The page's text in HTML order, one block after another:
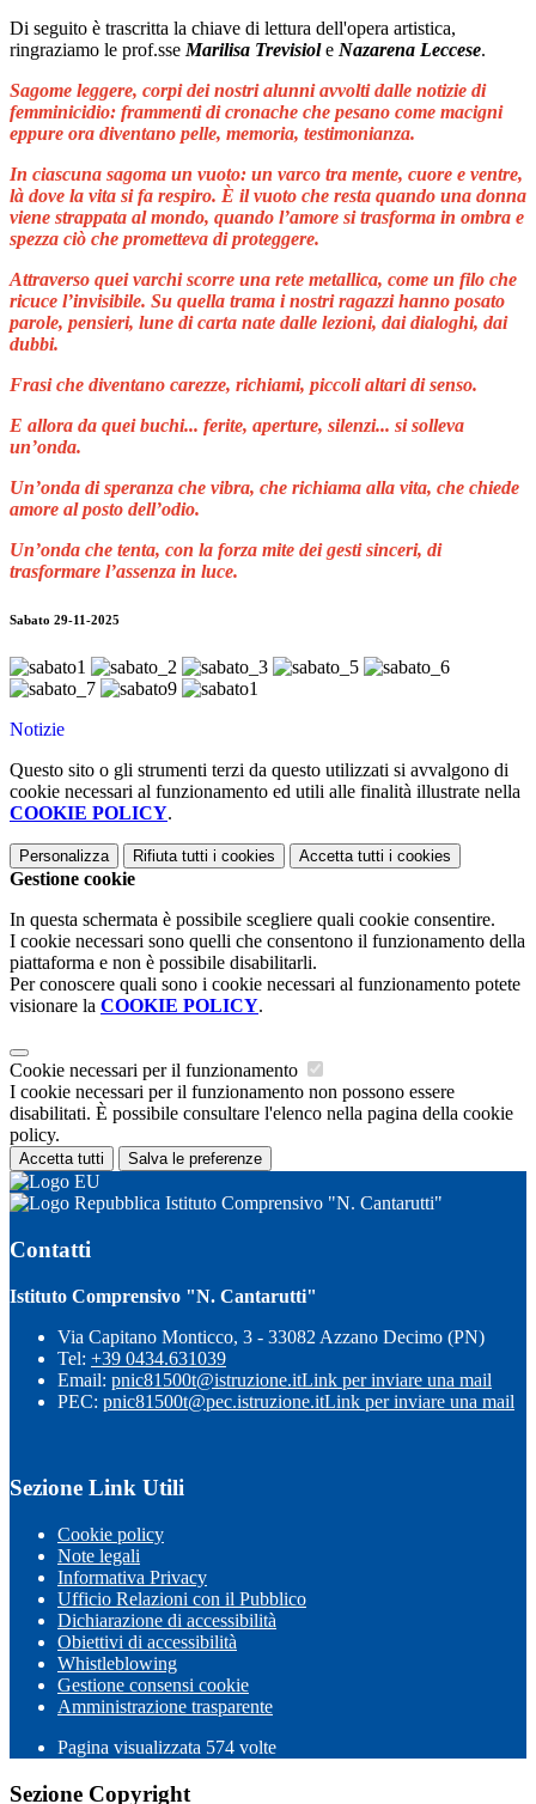
Di seguito è trascritta la chiave di lettura dell'opera artistica,
ringraziamo le prof.sse Marilisa Trevisiole Nazarena Leccese.
Sagome leggere, corpi dei nostri alunni avvolti dalle notizie di
femminicidio: frammenti di cronache che pesano come macigni
eppure ora diventano pelle, memoria, testimonianza.
In ciascuna sagoma un vuoto: un varco tra mente, cuore e ventre,
là dove la vita si fa respiro. È il vuoto che resta quando una donna
viene strappata al mondo, quando l’amore si trasforma in ombra e
spezza ciò che prometteva di proteggere.
Attraverso quei varchi scorre una rete metallica, come un filo che
ricuce l’invisibile. Su quella trama i nostri ragazzi hanno posato
parole, pensieri, lune di carta nate dalle lezioni, dai dialoghi, dai
dubbi.
Frasi che diventano carezze, richiami, piccoli altari di senso.
E allora da quei buchi... ferite, aperture, silenzi... si solleva
un’onda.
Un’onda di speranza che vibra, che richiama alla vita, che chiede
amore al posto dell’odio.
Un’onda che tenta, con la forza mite dei gesti sinceri, di
trasformare l’assenza in luce.
Sabato 29-11-2025
Notizie
Questo sito o gli strumenti terzi da questo utilizzati si avvalgono di
cookie necessari al funzionamento ed utili alle finalità illustrate nella
COOKIE POLICY.
Personalizza Rifiuta tutti i cookies Accetta tutti i cookies
Gestione cookie
In questa schermata è possibile scegliere quali cookie consentire.
I cookie necessari sono quelli che consentono il funzionamento della
piattaforma e non è possibile disabilitarli.
Per conoscere quali sono i cookie necessari al funzionamento potete
visionare la COOKIE POLICY.
Cookie necessari per il funzionamento
I cookie necessari per il funzionamento non possono essere
disabilitati. È possibile consultare l'elenco nella pagina della cookie
policy.
Accetta tutti Salva le preferenze
Istituto Comprensivo "N. Cantarutti"
Contatti
Istituto Comprensivo "N. Cantarutti"
Via Capitano Monticco, 3 - 33082 Azzano Decimo (PN)
Tel: +39 0434.631039
Email: pnic81500t@istruzione.itLink per inviare una mail
PEC: pnic81500t@pec.istruzione.itLink per inviare una mail
Sezione Link Utili
Cookie policy
Note legali
Informativa Privacy
Ufficio Relazioni con il Pubblico
Dichiarazione di accessibilità
Obiettivi di accessibilità
Whistleblowing
Gestione consensi cookie
Amministrazione trasparente
Pagina visualizzata 574 volte
Sezione Copyright